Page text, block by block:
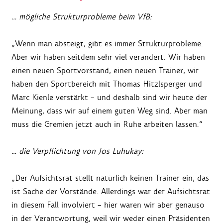
… mögliche Strukturprobleme beim VfB:
„Wenn man absteigt, gibt es immer Strukturprobleme.
Aber wir haben seitdem sehr viel verändert: Wir haben
einen neuen Sportvorstand, einen neuen Trainer, wir
haben den Sportbereich mit Thomas Hitzlsperger und
Marc Kienle verstärkt – und deshalb sind wir heute der
Meinung, dass wir auf einem guten Weg sind. Aber man
muss die Gremien jetzt auch in Ruhe arbeiten lassen.“
… die Verpflichtung von Jos Luhukay:
„Der Aufsichtsrat stellt natürlich keinen Trainer ein, das
ist Sache der Vorstände. Allerdings war der Aufsichtsrat
in diesem Fall involviert – hier waren wir aber genauso
in der Verantwortung, weil wir weder einen Präsidenten